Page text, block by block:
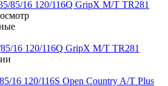
16 120/116Q GripX M/T TR281